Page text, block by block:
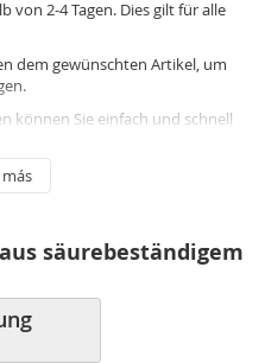
von 2-4 Tagen. Dies gilt für alle
dem gewünschten Artikel, um
können Sie einfach und schnell
aus nicht-rostendem
(FDA) Gasfeder? Unsere
bestehen aus einem
(AISI 316), das
von der FDA zugelassen.
säurebeständigem